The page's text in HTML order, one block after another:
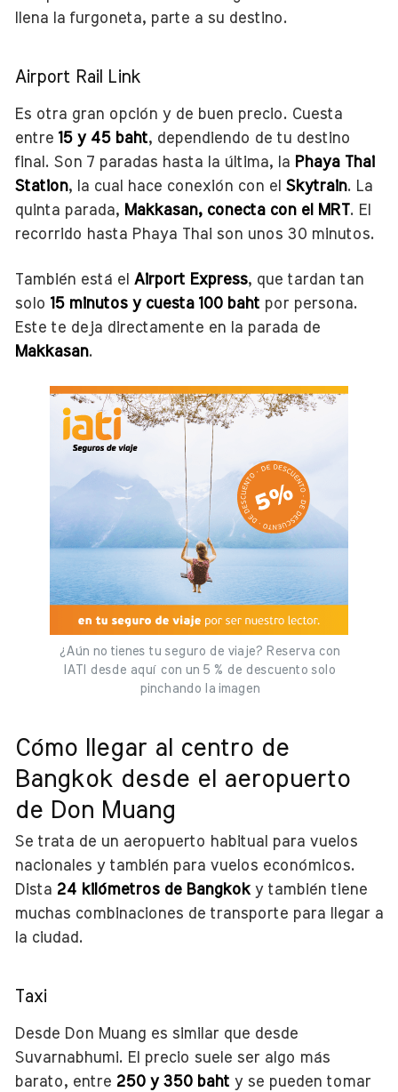
llena la furgoneta, parte a su destino.
Airport Rail Link
Es otra gran opción y de buen precio. Cuesta
entre 15 y 45 baht, dependiendo de tu destino
final. Son 7 paradas hasta la última, la Phaya Thai
Station, la cual hace conexión con el Skytrain. La
quinta parada, Makkasan, conecta con el MRT
. El
recorrido hasta Phaya Thai son unos 30 minutos.
También está el Airport Express, que tardan tan
solo 15 minutos y cuesta 100 baht por persona.
Este te deja directamente en la parada de
Makkasan.
¿Aún no tienes tu seguro de viaje? Reserva con
IATI desde aquí con un 5 % de descuento solo
pinchando la imagen
Cómo llegar al centro de
Bangkok desde el aeropuerto
de Don Muang
Se trata de un aeropuerto habitual para vuelos
nacionales y también para vuelos económicos.
Dista 24 kilómetros de Bangkoky también tiene
muchas combinaciones de transporte para llegar a
la ciudad.
Taxi
Desde Don Muang es similar que desde
Suvarnabhumi. El precio suele ser algo más
barato, entre 250 y 350 baht y se pueden tomar